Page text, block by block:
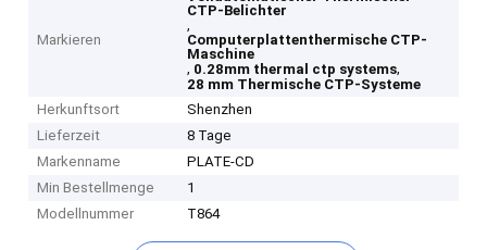
Markieren
CTP-Belichter
,
Computerplattenthermische CTP-
Maschine
, 0.28mm thermal ctp systems,
28 mm Thermische CTP-Systeme
Herkunftsort
Shenzhen
Lieferzeit
8 Tage
Markenname
PLATE-CD
Min Bestellmenge
1
Modellnummer
T864